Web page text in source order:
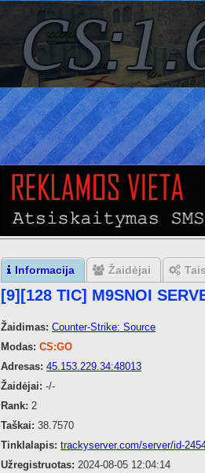
Informacija Žaidėjai
[9][128 TIC] M9SNOI
Žaidimas: Counter-Strike: Source
Modas: CS:GO
Adresas: 45.153.229.34:48013
Žaidėjai: -/-
Rank: 2
Taškai: 38.7570
Tinklalapis: trackyserver.com/server/id-
Užregistruotas: 2024-08-05 12:04:14